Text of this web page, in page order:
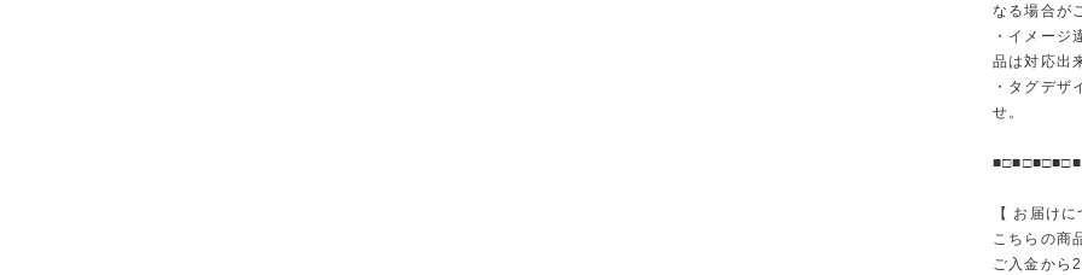
なる場合が
・イメージ
品は対応出
・タグデザ
せ。
【 お届け
こちらの商
ご入金から